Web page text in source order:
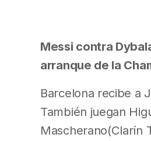
Messi contra
arranque de la
Barcelona recibe a
También juegan
Mascherano(Clarín